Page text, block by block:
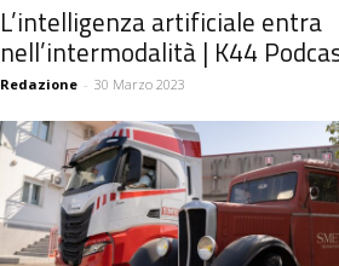
L’intelligenza artificiale entra
nell’intermodalità | K44
Redazione - 30 Marzo 2023